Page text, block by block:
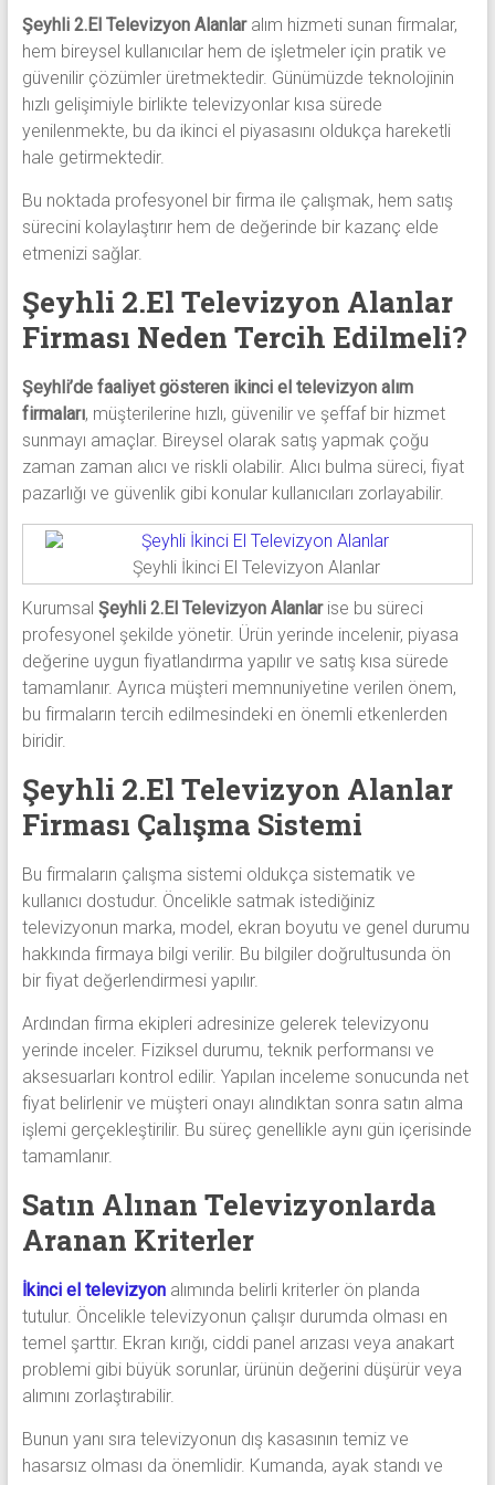
Şeyhli 2.El Televizyon Alanlaralım hizmeti sunan firmalar,
hem bireysel kullanıcılar hem de işletmeler için pratik ve
güvenilir çözümler üretmektedir. Günümüzde teknolojinin
hızlı gelişimiyle birlikte televizyonlar kısa sürede
yenilenmekte, bu da ikinci el piyasasını oldukça hareketli
hale getirmektedir.
Bu noktada profesyonel bir firma ile çalışmak, hem satış
sürecini kolaylaştırır hem de değerinde bir kazanç elde
etmenizi sağlar.
Şeyhli 2.El Televizyon Alanlar
Firması Neden Tercih Edilmeli?
Şeyhli’de faaliyet gösteren ikinci el televizyon alım
firmaları, müşterilerine hızlı, güvenilir ve şeffaf bir hizmet
sunmayı amaçlar. Bireysel olarak satış yapmak çoğu
zaman zaman alıcı ve riskli olabilir. Alıcı bulma süreci, fiyat
pazarlığı ve güvenlik gibi konular kullanıcıları zorlayabilir.
Şeyhli İkinci El Televizyon Alanlar
Kurumsal Şeyhli 2.El Televizyon Alanlarise bu süreci
profesyonel şekilde yönetir. Ürün yerinde incelenir, piyasa
değerine uygun fiyatlandırma yapılır ve satış kısa sürede
tamamlanır. Ayrıca müşteri memnuniyetine verilen önem,
bu firmaların tercih edilmesindeki en önemli etkenlerden
biridir.
Şeyhli 2.El Televizyon Alanlar
Firması Çalışma Sistemi
Bu firmaların çalışma sistemi oldukça sistematik ve
kullanıcı dostudur. Öncelikle satmak istediğiniz
televizyonun marka, model, ekran boyutu ve genel durumu
hakkında firmaya bilgi verilir. Bu bilgiler doğrultusunda ön
bir fiyat değerlendirmesi yapılır.
Ardından firma ekipleri adresinize gelerek televizyonu
yerinde inceler. Fiziksel durumu, teknik performansı ve
aksesuarları kontrol edilir. Yapılan inceleme sonucunda net
fiyat belirlenir ve müşteri onayı alındıktan sonra satın alma
işlemi gerçekleştirilir. Bu süreç genellikle aynı gün içerisinde
tamamlanır.
Satın Alınan Televizyonlarda
Aranan Kriterler
İkinci el televizyonalımında belirli kriterler ön planda
tutulur. Öncelikle televizyonun çalışır durumda olması en
temel şarttır. Ekran kırığı, ciddi panel arızası veya anakart
problemi gibi büyük sorunlar, ürünün değerini düşürür veya
alımını zorlaştırabilir.
Bunun yanı sıra televizyonun dış kasasının temiz ve
hasarsız olması da önemlidir. Kumanda, ayak standı ve